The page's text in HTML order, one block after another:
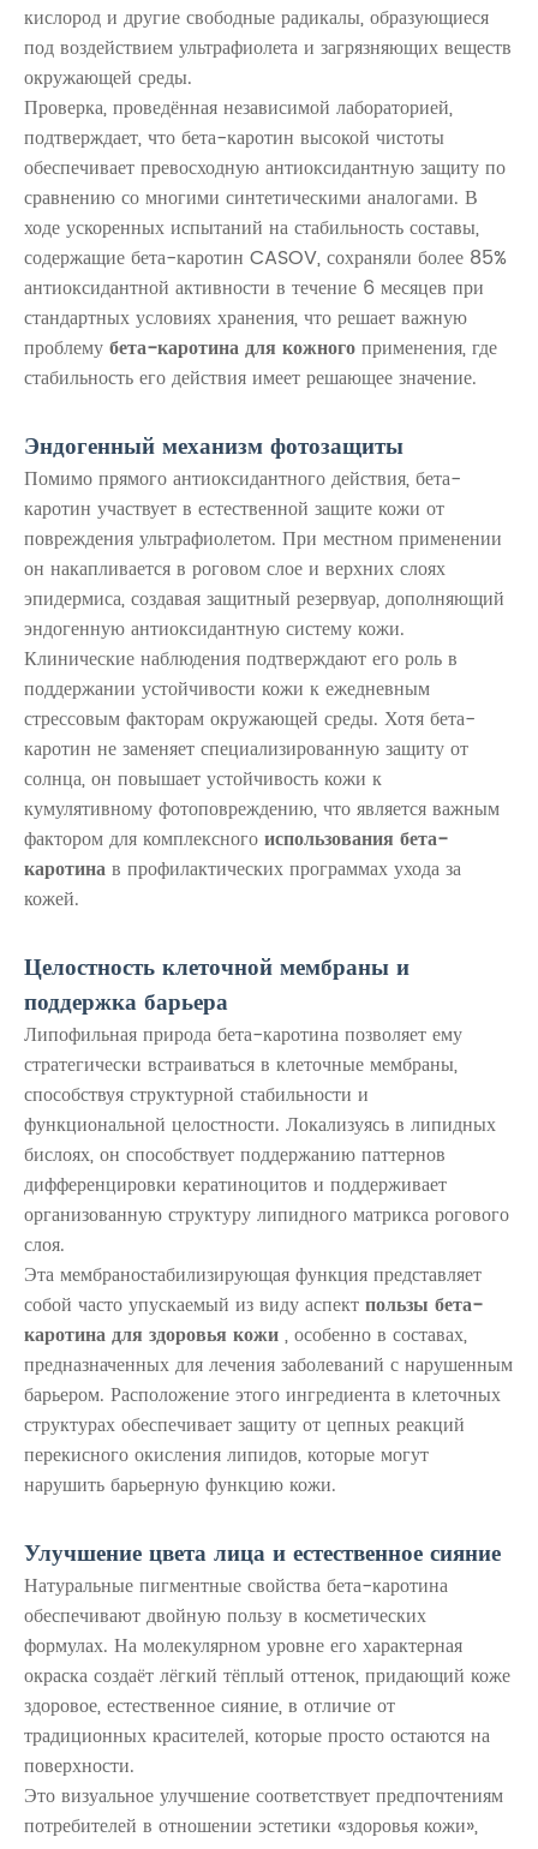
кислород и другие свободные радикалы, образующиеся
под воздействием ультрафиолета и загрязняющих веществ
окружающей среды.
Проверка, проведённая независимой лабораторией,
подтверждает, что бета-каротин высокой чистоты
обеспечивает превосходную антиоксидантную защиту по
сравнению со многими синтетическими аналогами. В
ходе ускоренных испытаний на стабильность составы,
содержащие бета-каротин CASOV, сохраняли более 85%
антиоксидантной активности в течение 6 месяцев при
стандартных условиях хранения, что решает важную
проблемубета-каротина для кожногоприменения, где
стабильность его действия имеет решающее значение.
Эндогенный механизм фотозащиты
Помимо прямого антиоксидантного действия, бета-
каротин участвует в естественной защите кожи от
повреждения ультрафиолетом. При местном применении
он накапливается в роговом слое и верхних слоях
эпидермиса, создавая защитный резервуар, дополняющий
эндогенную антиоксидантную систему кожи.
Клинические наблюдения подтверждают его роль в
поддержании устойчивости кожи к ежедневным
стрессовым факторам окружающей среды. Хотя бета-
каротин не заменяет специализированную защиту от
солнца, он повышает устойчивость кожи к
кумулятивному фотоповреждению, что является важным
фактором для комплексногоиспользования бета-
каротинав профилактических программах ухода за
кожей.
Целостность клеточной мембраны и
поддержка барьера
Липофильная природа бета-каротина позволяет ему
стратегически встраиваться в клеточные мембраны,
способствуя структурной стабильности и
функциональной целостности. Локализуясь в липидных
бислоях, он способствует поддержанию паттернов
дифференцировки кератиноцитов и поддерживает
организованную структуру липидного матрикса рогового
слоя.
Эта мембраностабилизирующая функция представляет
собой часто упускаемый из виду аспектпользы бета-
каротина для здоровья кожи, особенно в составах,
предназначенных для лечения заболеваний с нарушенным
барьером. Расположение этого ингредиента в клеточных
структурах обеспечивает защиту от цепных реакций
перекисного окисления липидов, которые могут
нарушить барьерную функцию кожи.
Улучшение цвета лица и естественное сияние
Натуральные пигментные свойства бета-каротина
обеспечивают двойную пользу в косметических
формулах. На молекулярном уровне его характерная
окраска создаёт лёгкий тёплый оттенок, придающий коже
здоровое, естественное сияние, в отличие от
традиционных красителей, которые просто остаются на
поверхности.
Это визуальное улучшение соответствует предпочтениям
потребителей в отношении эстетики «здоровья кожи»,